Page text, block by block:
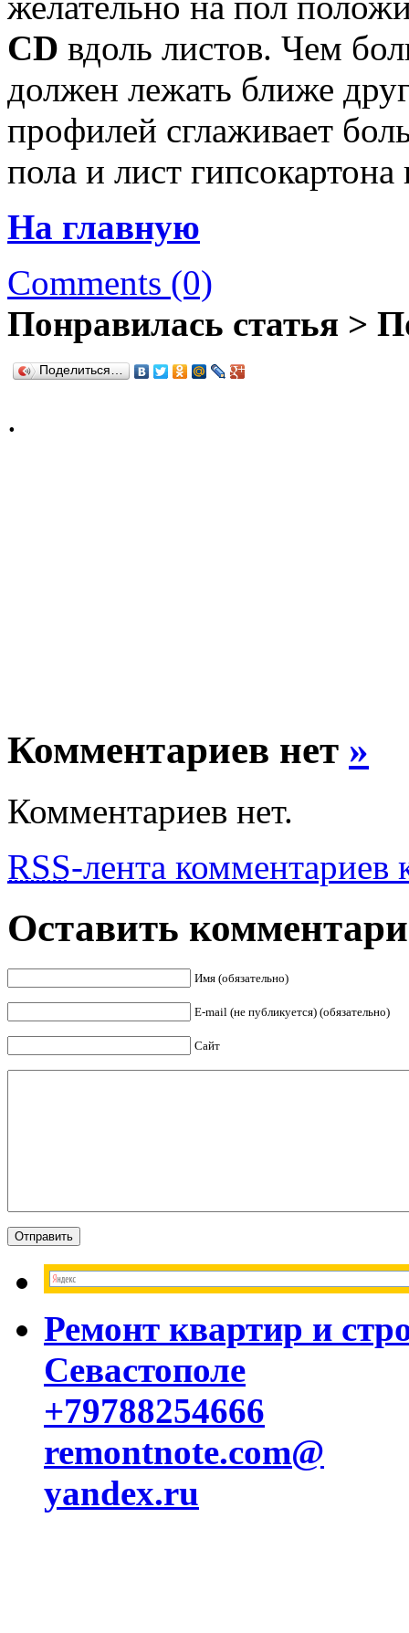
CD вдоль листов. Чем
должен лежать ближе
профилей сглаживает
пола и лист
На главную
Comments (0)
Понравилась статья >
Поделиться…
.
Комментариев нет »
Комментариев нет.
RSS-лента комментариев
Оставить
Имя (обязательно)
E-mail (не публикуется) (обязательно)
Сайт
Ремонт квартир и
Севастополе
+79788254666
remontnote.com@
yandex.ru